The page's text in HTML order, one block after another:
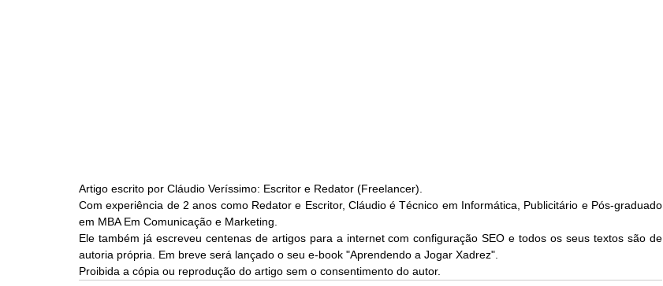
Artigo escrito por Cláudio Veríssimo: Escritor e Redator (Freelancer).
Com experiência de 2 anos como Redator e Escritor, Cláudio é Técnico em Informática, Publicitário e Pós-graduado
em MBA Em Comunicação e Marketing.
Ele também já escreveu centenas de artigos para a internet com configuração SEO e todos os seus textos são de
autoria própria. Em breve será lançado o seu e-book "Aprendendo a Jogar Xadrez".
Proibida a cópia ou reprodução do artigo sem o consentimento do autor.